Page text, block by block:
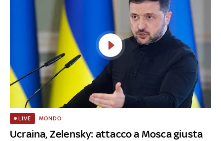
Ucraina, Zelensky: attacco a Mosca giusta
LIVE MONDO